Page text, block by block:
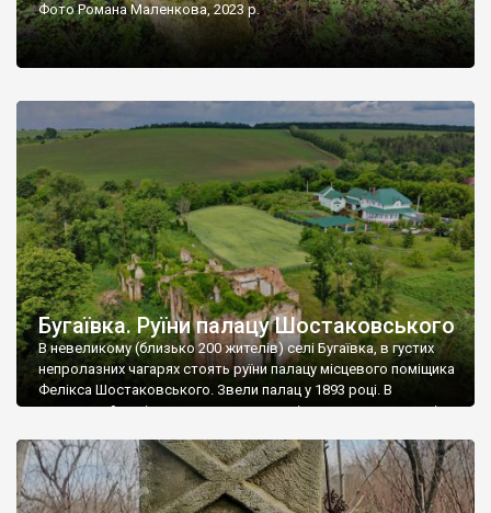
Фото Романа Маленкова, 2023 р.
Бугаївка. Руїни палацу Шостаковського
В невеликому (близько 200 жителів) селі Бугаївка, в густих
непролазних чагарях стоять руїни палацу місцевого поміщика
Фелікса Шостаковського. Звели палац у 1893 році. В
радянський період у ньому спочатку містилася школа, потім
століття тут розмістили туберкульозну лікарню. Коли із
палацу виїхала лікарня – ми точно не […]